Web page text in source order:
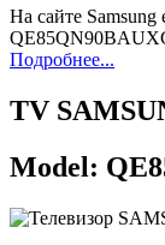
На сайте
Подробнее...
TV
Model: